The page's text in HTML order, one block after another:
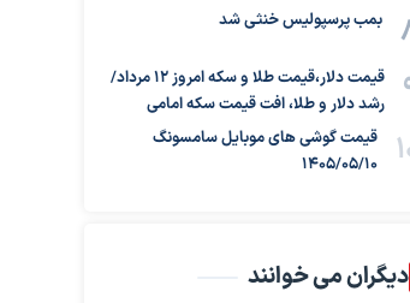
بمب پرسپولیس خنثی شد
قیمت دلار،قیمت طلا و سکه امروز ۱۲ مرداد/
رشد دلار و طلا، افت قیمت سکه امامی
قیمت گوشی های موبایل سامسونگ
1405/05/10
دیگران می خوانند